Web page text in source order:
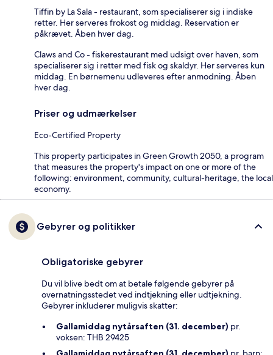
Tiffin by La Sala - restaurant, som specialiserer sig i indiske
retter. Her serveres frokost og middag. Reservation er
påkrævet. Åben hver dag.
Claws and Co - fiskerestaurant med udsigt over haven, som
specialiserer sig i retter med fisk og skaldyr. Her serveres kun
middag. En børnemenu udleveres efter anmodning. Åben
hver dag.
Priser og udmærkelser
Eco-Certified Property
This property participates in Green Growth 2050, a program
that measures the property's impact on one or more of the
following: environment, community, cultural-heritage, the local
economy.
Gebyrer og politikker
Obligatoriske gebyrer
Du vil blive bedt om at betale følgende gebyrer på
overnatningsstedet ved indtjekning eller udtjekning.
Gebyrer inkluderer muligvis skatter:
Gallamiddag nytårsaften (31. december) pr.
voksen: THB 29425